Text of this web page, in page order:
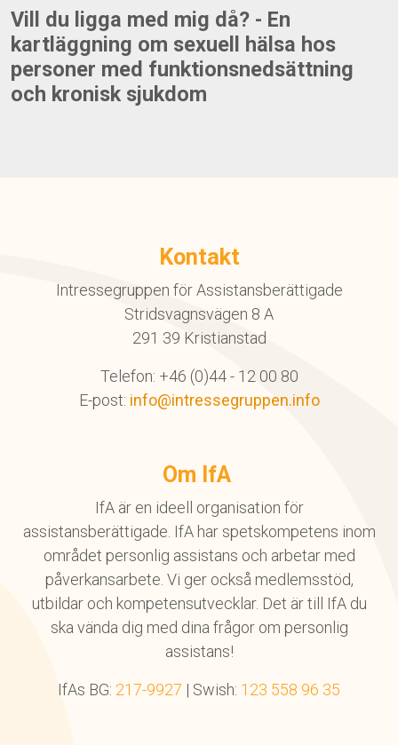
Vill du ligga med mig då? - En
kartläggning om sexuell hälsa hos
personer med funktionsnedsättning
och kronisk sjukdom
Kontakt
Intressegruppen för Assistansberättigade
Stridsvagnsvägen 8 A
291 39 Kristianstad
Telefon: +46 (0)44 - 12 00 80
E-post: info@intressegruppen.info
Om IfA
IfA är en ideell organisation för
assistansberättigade. IfA har spetskompetens inom
området personlig assistans och arbetar med
påverkansarbete. Vi ger också medlemsstöd,
utbildar och kompetensutvecklar. Det är till IfA du
ska vända dig med dina frågor om personlig
assistans!
IfAs BG: 217-9927 | Swish: 123 558 96 35